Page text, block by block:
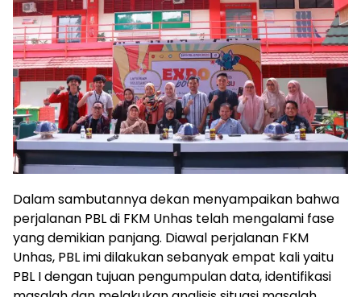
Dalam sambutannya dekan menyampaikan bahwa
perjalanan PBL di FKM Unhas telah mengalami fase
yang demikian panjang. Diawal perjalanan FKM
Unhas, PBL imi dilakukan sebanyak empat kali yaitu
PBL I dengan tujuan pengumpulan data, identifikasi